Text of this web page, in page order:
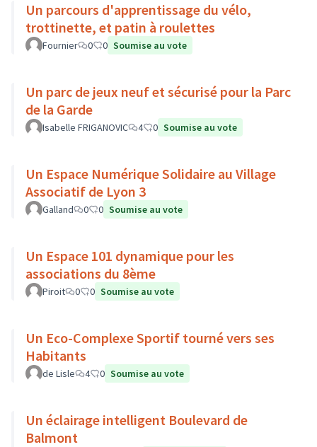
Un parcours d'apprentissage du vélo,
trottinette, et patin à roulettes
Fournier 0 0 Soumise au vote
Un parc de jeux neuf et sécurisé pour la Parc
de la Garde
Isabelle FRIGANOVIC 4 0 Soumise au vote
Un Espace Numérique Solidaire au Village
Associatif de Lyon 3
Galland 0 0 Soumise au vote
Un Espace 101 dynamique pour les
associations du 8ème
Piroit 0 0 Soumise au vote
Un Eco-Complexe Sportif tourné vers ses
Habitants
de Lisle 4 0 Soumise au vote
Un éclairage intelligent Boulevard de
Balmont